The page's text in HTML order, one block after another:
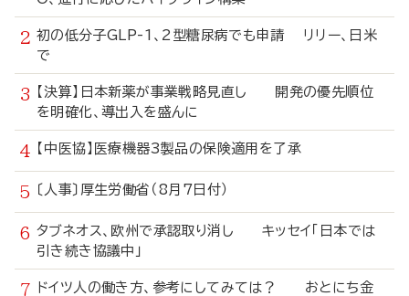
初の低分子GLP-1、2型糖尿病でも申請 リリー、日米
で
【決算】日本新薬が事業戦略見直し 開発の優先順位
を明確化、導出入を盛んに
【中医協】医療機器3製品の保険適用を了承
〔人事〕厚生労働省（8月7日付）
タブネオス、欧州で承認取り消し キッセイ「日本では
引き続き協議中」
ドイツ人の働き方、参考にしてみては？ おとにち金